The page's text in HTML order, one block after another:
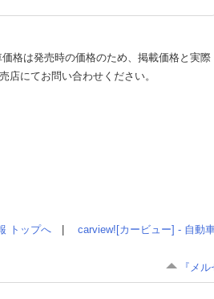
格は発売時の価格のため、掲載価格と実際
店にてお問い合わせください。
トップへ carview![カービュー] - 自動
『メ